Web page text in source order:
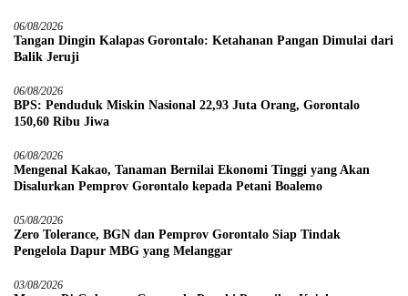
06/08/2026
Tangan Dingin Kalapas Gorontalo: Ketahanan Pangan Dimulai dari
Balik Jeruji
06/08/2026
BPS: Penduduk Miskin Nasional 22,93 Juta Orang, Gorontalo
150,60 Ribu Jiwa
06/08/2026
Mengenal Kakao, Tanaman Bernilai Ekonomi Tinggi yang Akan
Disalurkan Pemprov Gorontalo kepada Petani Boalemo
05/08/2026
Zero Tolerance, BGN dan Pemprov Gorontalo Siap Tindak
Pengelola Dapur MBG yang Melanggar
03/08/2026